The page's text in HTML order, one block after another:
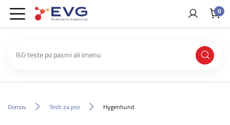
0
Domov Testi za pse Hygenhund